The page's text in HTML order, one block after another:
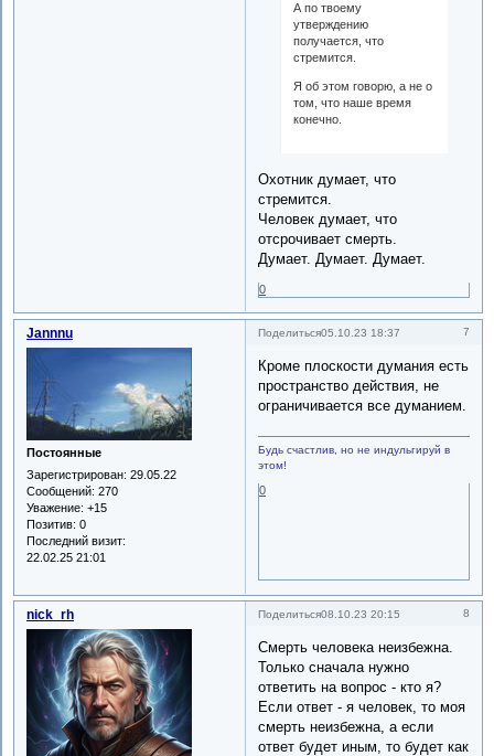
А по твоему
утверждению
получается, что
стремится.
Я об этом говорю, а не о
том, что наше время
конечно.
Охотник думает, что
стремится.
Человек думает, что
отсрочивает смерть.
Думает. Думает. Думает.
0
Поделиться 7
05.10.23 18:37
Jannnu
Постоянные
Зарегистрирован: 29.05.22
Сообщений: 270
Уважение: +15
Позитив: 0
Последний визит:
22.02.25 21:01
Кроме плоскости думания есть
пространство действия, не
ограничивается все думанием.
Будь счастлив, но не индульгируй в
этом!
0
Поделиться 8
08.10.23 20:15
nick_rh
Смерть человека неизбежна.
Только сначала нужно
ответить на вопрос - кто я?
Если ответ - я человек, то моя
смерть неизбежна, а если
ответ будет иным, то будет как